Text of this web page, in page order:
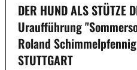
DER HUND ALS STÜTZE
Uraufführung
Roland
STUTTGART